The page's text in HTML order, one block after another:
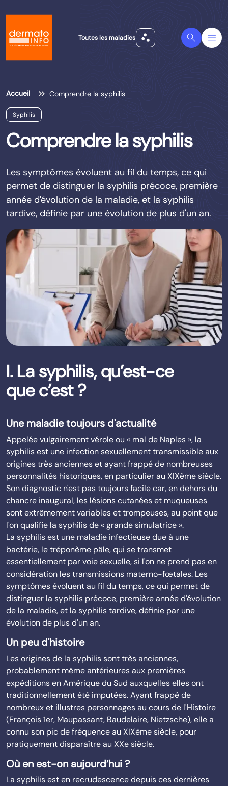
Toutes les maladies scatter_plot Search Menu
Accueil Comprendre la syphilis
Syphilis
Comprendre la syphilis
Les symptômes évoluent au fil du temps, ce qui
permet de distinguer la syphilis précoce, première
année d'évolution de la maladie, et la syphilis
tardive, définie par une évolution de plus d'un an.
I. La syphilis, qu’est-ce
que c’est ?
Une maladie toujours d'actualité
Appelée vulgairement vérole ou « mal de Naples », la
syphilis est une infection sexuellement transmissible aux
origines très anciennes et ayant frappé de nombreuses
personnalités historiques, en particulier au XIXème siècle.
Son diagnostic n'est pas toujours facile car, en dehors du
chancre inaugural, les lésions cutanées et muqueuses
sont extrêmement variables et trompeuses, au point que
l'on qualifie la syphilis de « grande simulatrice ».
La syphilis est une maladie infectieuse due à une
bactérie, le tréponème pâle, qui se transmet
essentiellement par voie sexuelle, si l'on ne prend pas en
considération les transmissions materno-fœtales. Les
symptômes évoluent au fil du temps, ce qui permet de
distinguer la syphilis précoce, première année d'évolution
de la maladie, et la syphilis tardive, définie par une
évolution de plus d'un an.
Un peu d'histoire
Les origines de la syphilis sont très anciennes,
probablement même antérieures aux premières
expéditions en Amérique du Sud auxquelles elles ont
traditionnellement été imputées. Ayant frappé de
nombreux et illustres personnages au cours de l'Histoire
(François 1er, Maupassant, Baudelaire, Nietzsche), elle a
connu son pic de fréquence au XIXème siècle, pour
pratiquement disparaître au XXe siècle.
Où en est-on aujourd’hui ?
La syphilis est en recrudescence depuis ces dernières